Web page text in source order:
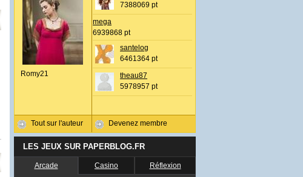
Romy21
Tout sur l'auteur
7388069 pt
mega
6939868 pt
santelog
6461364 pt
theau87
5978957 pt
Devenez membre
LES JEUX SUR PAPERBLOG.FR
Arcade Casino Réflexion